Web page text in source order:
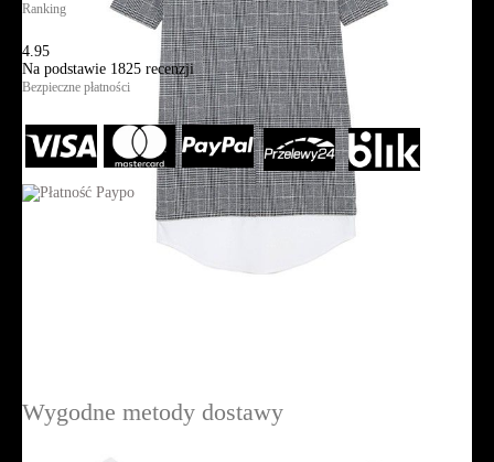
Ranking
4.95
Na podstawie 1825 recenzji
Bezpieczne płatności
Wygodne metody dostawy